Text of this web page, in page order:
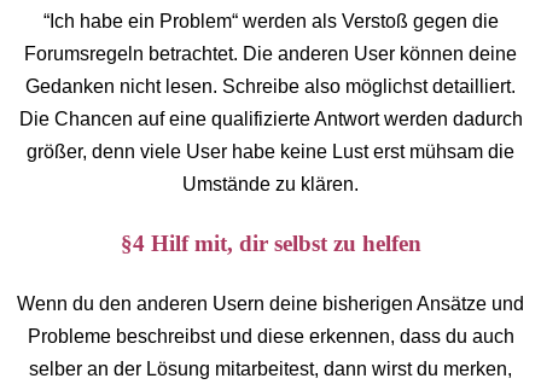
“Ich habe ein Problem“ werden als Verstoß gegen die
Forumsregeln betrachtet. Die anderen User können deine
Gedanken nicht lesen. Schreibe also möglichst detailliert.
Die Chancen auf eine qualifizierte Antwort werden dadurch
größer, denn viele User habe keine Lust erst mühsam die
Umstände zu klären.
§4 Hilf mit, dir selbst zu helfen
Wenn du den anderen Usern deine bisherigen Ansätze und
Probleme beschreibst und diese erkennen, dass du auch
selber an der Lösung mitarbeitest, dann wirst du merken,